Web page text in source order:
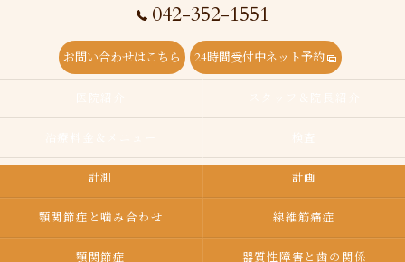
042-352-1551
お問い合わせはこちら 24時間受付中ネット予約
計測 計画
顎関節症と噛み合わせ 線維筋痛症
顎関節症 器質性障害と歯の関係